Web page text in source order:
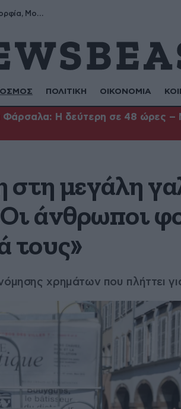
Σωτήρης, Σωτηρία, Ευμορφία, Μορφούλα
ΠΟΛΙΤΙΚΗ ΟΙΚΟΝΟΜΙΑ
Η δεύτερη σε 48 ώρες –
στη μεγάλη
άνθρωποι
τους»
χρημάτων που πλήττει